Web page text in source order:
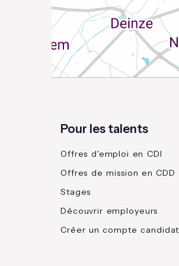
Pour les talents
Offres d'emploi en CDI
Offres de mission en CDD
Stages
Découvrir employeurs
Créer un compte candidat